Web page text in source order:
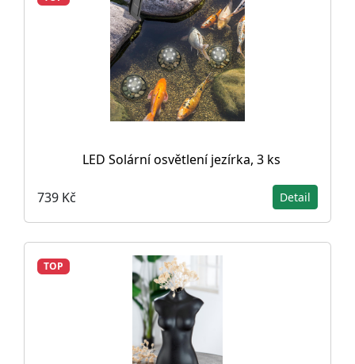
LED Solární osvětlení jezírka, 3 ks
739 Kč Detail
TOP